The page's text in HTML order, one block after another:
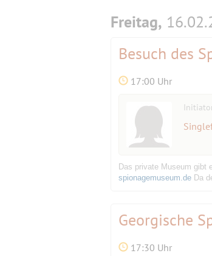
Freitag,
Besuch des
17:00 Uhr
Das private Museum gibt
spionagemuseum.de Da
Georgische
17:30 Uhr